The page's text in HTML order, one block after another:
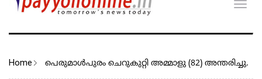
Home പെരുമാൾപുരം ചെറുകുറ്റി അമ്മാളു (82) അന്തരിച്ചു.